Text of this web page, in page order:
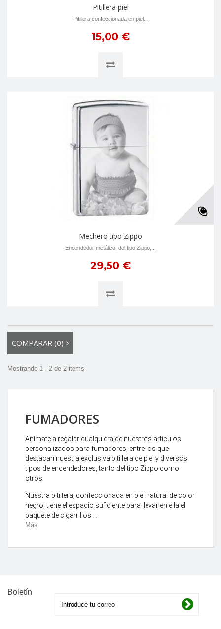
Pitillera piel
Pitillera confeccionada en piel...
15,00 €
Mechero tipo Zippo
Encendedor metálico, del tipo Zippo,...
29,50 €
COMPARAR (0)
Mostrando 1 - 2 de 2 items
FUMADORES
Anímate a regalar cualquiera de nuestros artículos
personalizados para fumadores, entre los que
destacan nuestra exclusiva pitillera de piel y diversos
tipos de encendedores, tanto del tipo Zippo como
otros.
Nuestra pitillera, confeccionada en piel natural de color
negro, tiene el espacio suficiente para llevar en ella el
paquete de cigarrillos ...
Más
Boletín